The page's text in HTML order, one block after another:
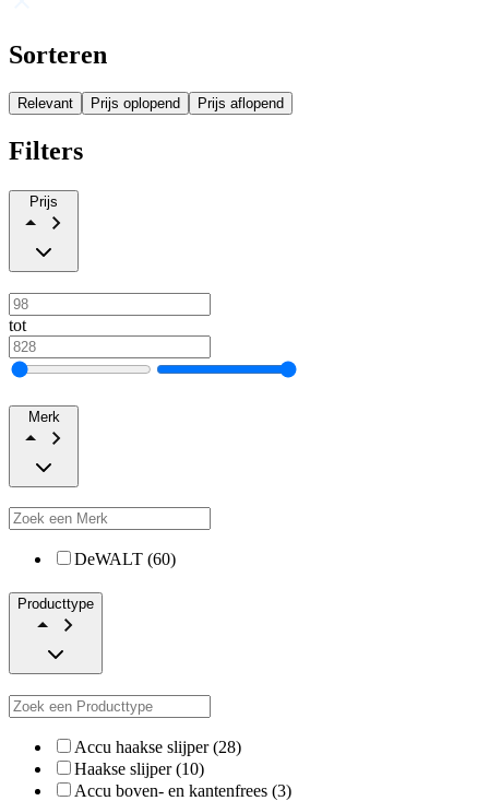
Sorteren
Relevant Prijs oplopend Prijs aflopend
Filters
Prijs
tot
Merk
DeWALT (60)
Producttype
Accu haakse slijper (28)
Haakse slijper (10)
Accu boven- en kantenfrees (3)